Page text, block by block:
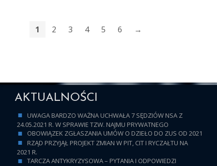
1 2 3 4 5 6 →
AKTUALNOŚCI
UWAGA BARDZO WAŻNA UCHWAŁA 7 SĘDZIÓW NSA Z
24.05.2021 R. W SPRAWIE TZW. NAJMU PRYWATNEGO
OBOWIĄZEK ZGŁASZANIA UMÓW O DZIEŁO DO ZUS OD 2021
RZĄD PRZYJĄŁ PROJEKT ZMIAN W PIT, CIT I RYCZAŁTU NA
2021 R.
TARCZA ANTYKRYZYSOWA – PYTANIA I ODPOWIEDZI